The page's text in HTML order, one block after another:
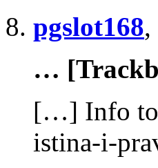
pgslot168,
…
[…] Info to
istina-i-